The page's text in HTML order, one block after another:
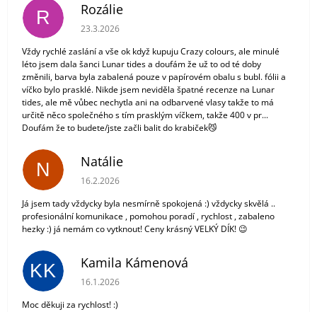
R Rozálie
Hodnocení obchodu je 3 z 5 hvězdiček.
23.3.2026
Vždy rychlé zaslání a vše ok když kupuju Crazy colours, ale minulé
léto jsem dala šanci Lunar tides a doufám že už to od té doby
změnili, barva byla zabalená pouze v papírovém obalu s bubl. fólii a
víčko bylo prasklé. Nikde jsem neviděla špatné recenze na Lunar
tides, ale mě vůbec nechytla ani na odbarvené vlasy takže to má
určitě něco společného s tím prasklým víčkem, takže 400 v pr...
Doufám že to budete/jste začli balit do krabiček😼
N Natálie
Hodnocení obchodu je 5 z 5 hvězdiček.
16.2.2026
Já jsem tady vždycky byla nesmírně spokojená :) vždycky skvělá ..
profesionální komunikace , pomohou poradí , rychlost , zabaleno
hezky :) já nemám co vytknout! Ceny krásný VELKÝ DÍK! 😉
KK Kamila Kámenová
Hodnocení obchodu je 5 z 5 hvězdiček.
16.1.2026
Moc děkuji za rychlost! :)